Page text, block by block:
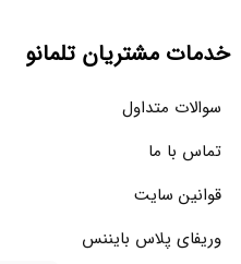
خدمات مشتریان تلمانو
سوالات متداول
تماس با ما
قوانین سایت
وریفای پلاس بایننس